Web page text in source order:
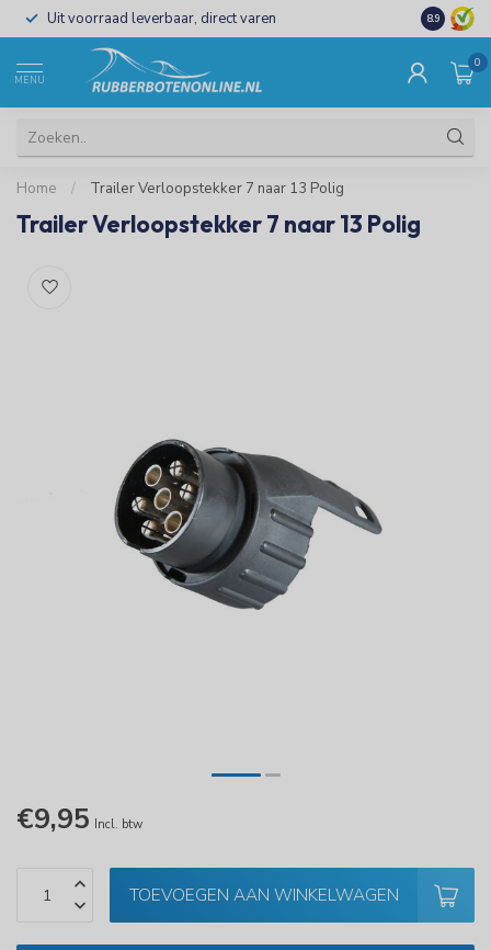
Uit voorraad leverbaar, direct varen Al 15 jaar
8.9
MENU
0
Home / Trailer Verloopstekker 7 naar 13 Polig
Trailer Verloopstekker 7 naar 13 Polig
€9,95 Incl. btw
TOEVOEGEN AAN WINKELWAGEN